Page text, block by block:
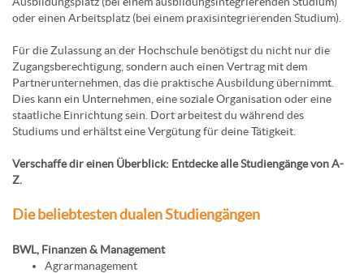
oder einen Arbeitsplatz (bei einem praxisintegrierenden Studium).
Für die Zulassung an der Hochschule benötigst du nicht nur die
Zugangsberechtigung, sondern auch einen Vertrag mit dem
Partnerunternehmen, das die praktische Ausbildung übernimmt.
Dies kann ein Unternehmen, eine soziale Organisation oder eine
staatliche Einrichtung sein. Dort arbeitest du während des
Studiums und erhältst eine Vergütung für deine Tätigkeit.
Verschaffe dir einen Überblick: Entdecke alle Studiengänge von A-
Z.
Die beliebtesten dualen Studiengängen
BWL, Finanzen & Management
Agrarmanagement